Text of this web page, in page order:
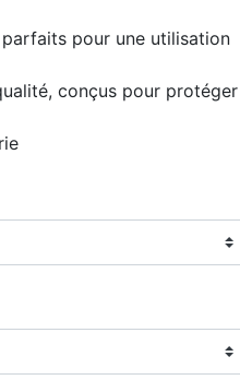
pour une utilisation
conçus pour protéger